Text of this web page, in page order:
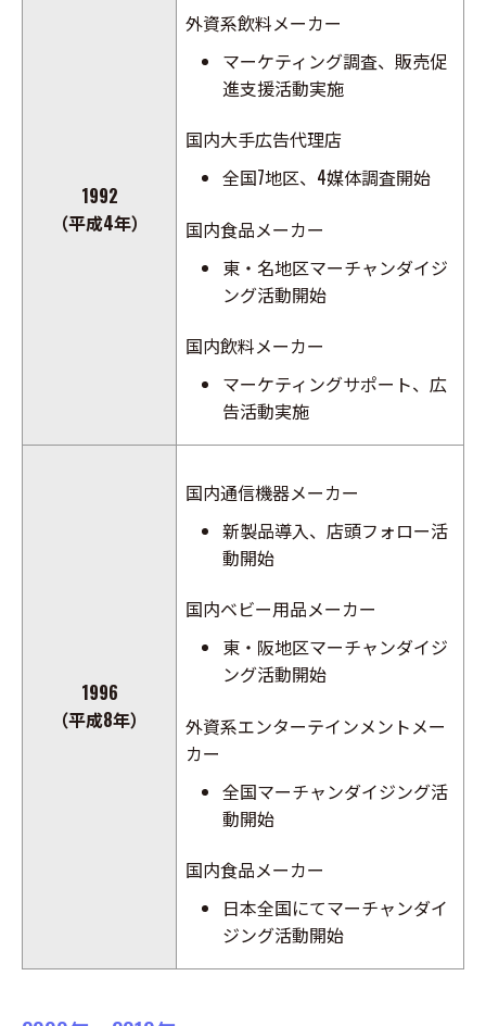
1992
（平成4年）
外資系飲料メーカー
マーケティング調査、販売促
進支援活動実施
国内大手広告代理店
全国7地区、4媒体調査開始
国内食品メーカー
東・名地区マーチャンダイジ
ング活動開始
国内飲料メーカー
マーケティングサポート、広
告活動実施
1996
（平成8年）
国内通信機器メーカー
新製品導入、店頭フォロー活
動開始
国内ベビー用品メーカー
東・阪地区マーチャンダイジ
ング活動開始
外資系エンターテインメントメー
カー
全国マーチャンダイジング活
動開始
国内食品メーカー
日本全国にてマーチャンダイ
ジング活動開始